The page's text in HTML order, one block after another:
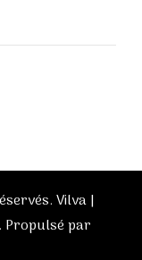
Vilva |
. Propulsé par